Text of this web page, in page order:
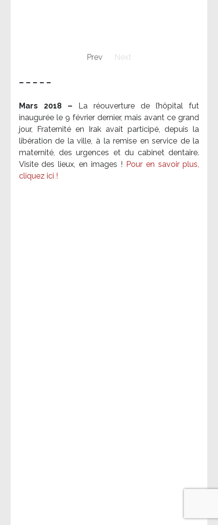
Prev Next
– – – – –
Mars 2018 – La réouverture de l’hôpital fut
inaugurée le 9 février dernier, mais avant ce grand
jour, Fraternité en Irak avait participé, depuis la
libération de la ville, à la remise en service de la
maternité, des urgences et du cabinet dentaire.
Visite des lieux, en images ! Pour en savoir plus,
cliquez ici !